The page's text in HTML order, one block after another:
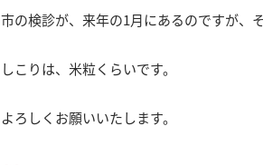
市の検診が、来年の1月にあるのですが、
しこりは、米粒くらいです。
よろしくお願いいたします。